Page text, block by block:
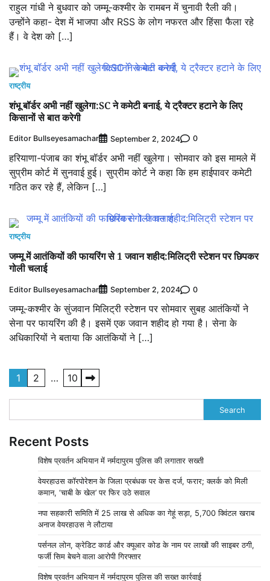
राहुल गांधी ने बुधवार को जम्मू-कश्मीर के रामबन में चुनावी रैली की।
उन्होंने कहा- देश में भाजपा और RSS के लोग नफरत और हिंसा फैला रहे
हैं। वे देश को […]
राष्ट्रीय
शंभू बॉर्डर अभी नहीं खुलेगा:SC ने कमेटी बनाई, ये ट्रैक्टर हटाने के लिए
किसानों से बात करेगी
Editor Bullseyesamachar September 2, 2024 0
हरियाणा-पंजाब का शंभू बॉर्डर अभी नहीं खुलेगा। सोमवार को इस मामले में
सुप्रीम कोर्ट में सुनवाई हुई। सुप्रीम कोर्ट ने कहा कि हम हाईपावर कमेटी
गठित कर रहे हैं, लेकिन […]
राष्ट्रीय
जम्मू में आतंकियों की फायरिंग से 1 जवान शहीद:मिलिट्री स्टेशन पर छिपकर
गोली चलाई
Editor Bullseyesamachar September 2, 2024 0
जम्मू-कश्मीर के सुंजवान मिलिट्री स्टेशन पर सोमवार सुबह आतंकियों ने
सेना पर फायरिंग की है। इसमें एक जवान शहीद हो गया है। सेना के
अधिकारियों ने बताया कि आतंकियों ने […]
Posts
pagination
1 2 … 10
Search
Recent Posts
विशेष प्रवर्तन अभियान में नर्मदापुरम पुलिस की लगातार सख्ती
वेयरहाउस कॉरपोरेशन के जिला प्रबंधक पर केस दर्ज, फरार; क्लर्क को मिली
कमान, ‘चाबी के खेल’ पर फिर उठे सवाल
नपा सहकारी समिति में 25 लाख से अधिक का गेहूं सड़ा, 5,700 क्विंटल खराब
अनाज वेयरहाउस ने लौटाया
पर्सनल लोन, क्रेडिट कार्ड और क्यूआर कोड के नाम पर लाखों की साइबर ठगी,
फर्जी सिम बेचने वाला आरोपी गिरफ्तार
विशेष प्रवर्तन अभियान में नर्मदापुरम पुलिस की सख्त कार्रवाई